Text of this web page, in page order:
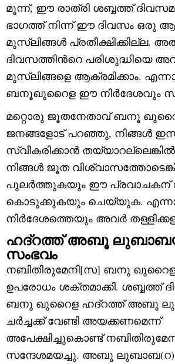
മൂന്ന്, ഈ രാത്രി ശബ്ബത്ത്
ഭാഗത്ത് നിന്ന് ഈ ദിവസം ഒരു
മുസ്‌ലിങ്ങൾ പ്രതീക്ഷിക്കില്ല.
ദിവസത്തിന്‍റെ പരിശുദ്ധിയെ
മുസ്‌ലിങ്ങളെ ആക്രമിക്കാം.
ബനൂഖുറൈള ഈ നിർദേശവും
മറ്റൊരു ജൂതനേതാവ് ബനൂ
ജനങ്ങളോട് പറഞ്ഞു, നിങ്ങൾ
സ്വീകരിക്കാൻ
നിങ്ങള്‍ ജൂത
പുലർത്തുകയും ഈ പ്രവാചകന്
കൊടുക്കുകയും ചെയ്യുക.
നിർദേശത്തെയും അവർ
ഹദ്റത്ത് അബൂ
സംഭവം
നബിതിരുമേനി[സ] ബനൂ
ഉപരോധം ശക്തമാക്കി. ശബ്ബത്ത്
ബനൂ ഖുറൈള ഹദ്റത്ത് അബൂ
ചർച്ചക്ക് വേണ്ടി അയക്കണമെന്ന്
അപേക്ഷിച്ചുകൊണ്ട്
സന്ദേശമയച്ചു. അബൂ